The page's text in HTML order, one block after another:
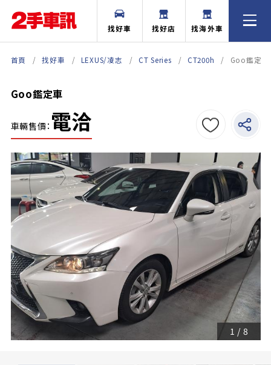
找好車 找好店 找海外車
首頁 找好車 LEXUS/凌志 CT Series CT200h Goo鑑定車
Goo鑑定車
車輛售價： 電洽
1 / 8